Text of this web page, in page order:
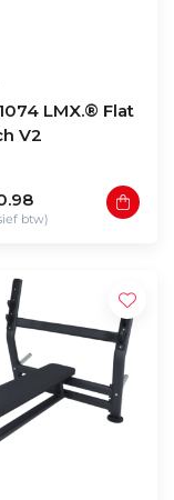
LMX.® Flat
V2
btw)